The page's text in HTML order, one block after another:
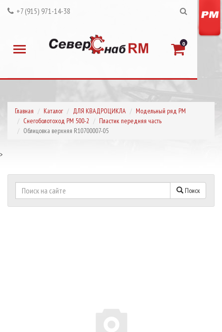
+7 (915) 971-14-38
0
Главная Каталог ДЛЯ КВАДРОЦИКЛА
Модельный ряд РМ
Снегоболотоход РМ 500-2
Пластик передняя часть
Облицовка верхняя R10700007-05
>
Поиск